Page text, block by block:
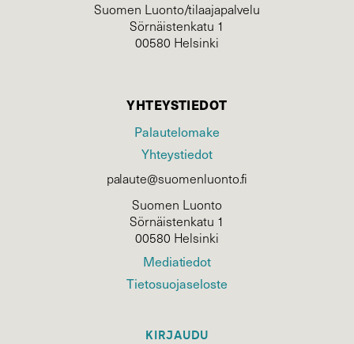
Suomen Luonto/tilaajapalvelu
Sörnäistenkatu 1
00580 Helsinki
YHTEYSTIEDOT
Palautelomake
Yhteystiedot
palaute@suomenluonto.fi
Suomen Luonto
Sörnäistenkatu 1
00580 Helsinki
Mediatiedot
Tietosuojaseloste
KIRJAUDU